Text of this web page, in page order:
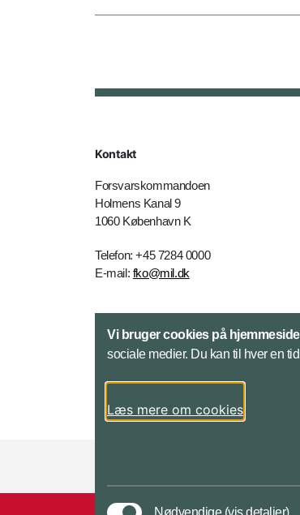
Kontakt
Forsvarskommandoen
Holmens Kanal 9
1060 København K
Telefon: +45 7284 0000
E-mail: fko@mil.dk
Kontakt
Vi bruger cookies på
sociale medier. Du kan til hver en
Læs mere om cookies
Nødvendige (vis detaljer)